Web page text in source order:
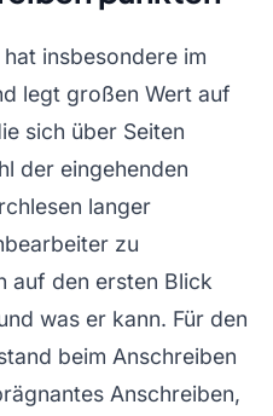
insbesondere im
legt großen Wert auf
sich über Seiten
der eingehenden
langer
zu
auf den ersten Blick
was er kann. Für den
beim Anschreiben
Anschreiben,